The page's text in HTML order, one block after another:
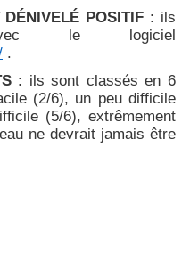
POSITIF : ils
le logiciel
.
: ils sont classés en 6
(2/6), un peu difficile
(5/6), extrêmement
ne devrait jamais être